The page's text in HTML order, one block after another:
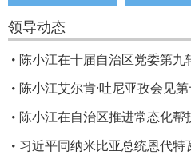
领导动态
陈小江在十届自治区党委第九轮巡视集中反馈会暨第十轮巡视动员部署会上强调 不断提高巡视的震慑力穿透力推
陈小江艾尔肯·吐尼亚孜会见第十八届欧
陈小江在自治区推进常态化帮扶持续巩固拓展脱贫攻坚成果工作会议上强调 扎实有力推进常态化
习近平同纳米比亚总统恩代特